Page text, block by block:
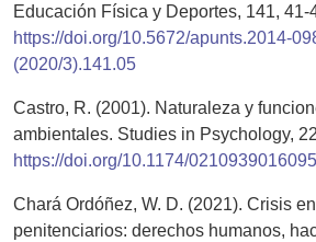
Educación Física y Deportes, 141, 41-
https://doi.org/10.5672/apunts.2014-
(2020/3).141.05
Castro, R. (2001). Naturaleza y
ambientales. Studies in Psychology,
https://doi.org/10.1174/
Chará Ordóñez, W. D. (2021). Crisis
penitenciarios: derechos humanos,